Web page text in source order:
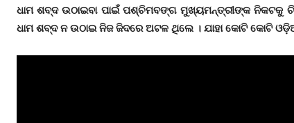
ଧାମ ଶବ୍ଦ ଉଠାଇବା ପାଇଁ ପଶ୍ଚିମବଙ୍ଗ ମୁଖ୍ୟମନ୍ତ୍ରୀଙ୍କ ନିକଟକୁ
ଧାମ ଶବ୍ଦ ନ ଉଠାଇ ନିଜ ଜିଦରେ ଅଟଳ ଥିଲେ । ଯାହା କୋଟି କୋଟି